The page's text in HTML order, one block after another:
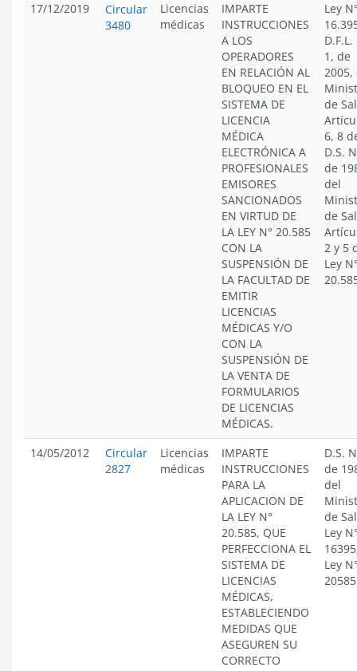
17/12/2019
Circular
3480
Licencias
médicas
IMPARTE
INSTRUCCIONES
A LOS
OPERADORES
EN RELACIÓN AL
BLOQUEO EN EL
SISTEMA DE
LICENCIA
MÉDICA
ELECTRÓNICA A
PROFESIONALES
EMISORES
SANCIONADOS
EN VIRTUD DE
LA LEY N° 20.585
CON LA
SUSPENSIÓN DE
LA FACULTAD DE
EMITIR
LICENCIAS
MÉDICAS Y/O
CON LA
SUSPENSIÓN DE
LA VENTA DE
FORMULARIOS
DE LICENCIAS
MÉDICAS.
Ley
D.F.L.
1, de
2005,
de
6, 8
D.S.
de
del
de
2 y 5
Ley
14/05/2012
Circular
2827
Licencias
médicas
IMPARTE
INSTRUCCIONES
PARA LA
APLICACION DE
LA LEY N°
20.585, QUE
PERFECCIONA EL
SISTEMA DE
LICENCIAS
MÉDICAS,
ESTABLECIENDO
MEDIDAS QUE
ASEGUREN SU
CORRECTO
D.S.
de
del
de
Ley
Ley
20585